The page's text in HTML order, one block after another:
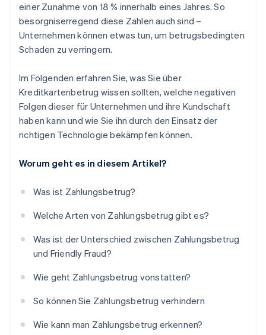
einer Zunahme von 18 % innerhalb eines Jahres. So
besorgniserregend diese Zahlen auch sind –
Unternehmen können etwas tun, um betrugsbedingten
Schaden zu verringern.
Im Folgenden erfahren Sie, was Sie über
Kreditkartenbetrug wissen sollten, welche negativen
Folgen dieser für Unternehmen und ihre Kundschaft
haben kann und wie Sie ihn durch den Einsatz der
richtigen Technologie bekämpfen können.
Worum geht es in diesem Artikel?
Was ist Zahlungsbetrug?
Welche Arten von Zahlungsbetrug gibt es?
Was ist der Unterschied zwischen Zahlungsbetrug
und Friendly Fraud?
Wie geht Zahlungsbetrug vonstatten?
So können Sie Zahlungsbetrug verhindern
Wie kann man Zahlungsbetrug erkennen?